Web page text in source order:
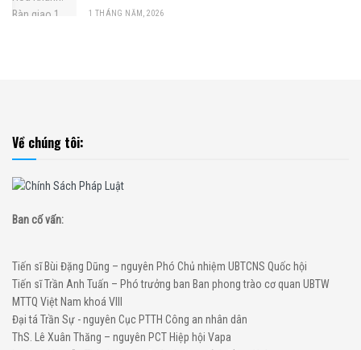
1 THÁNG NĂM, 2026
Về chúng tôi:
Ban cố vấn:
Tiến sĩ Bùi Đặng Dũng – nguyên Phó Chủ nhiệm UBTCNS Quốc hội
Tiến sĩ Trần Anh Tuấn – Phó trưởng ban Ban phong trào cơ quan UBTW
MTTQ Việt Nam khoá VIII
Đại tá Trần Sự - nguyên Cục PTTH Công an nhân dân
ThS. Lê Xuân Thăng – nguyên PCT Hiệp hội Vapa